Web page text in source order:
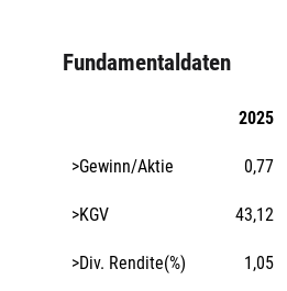
Fundamentaldaten
2025
>Gewinn/Aktie 0,77
>KGV 43,12
>Div. Rendite(%) 1,05